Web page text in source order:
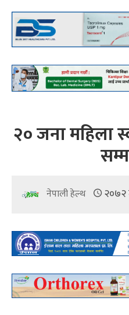
२० जना महिला
नेपाली हेल्थ २०७२